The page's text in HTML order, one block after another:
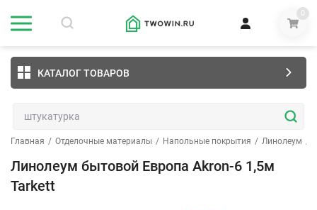
0
КАТАЛОГ ТОВАРОВ
Главная / Отделочные материалы / Напольные покрытия / Линолеум /
Линолеум бытовой Европа Akron-6 1,5м
Tarkett